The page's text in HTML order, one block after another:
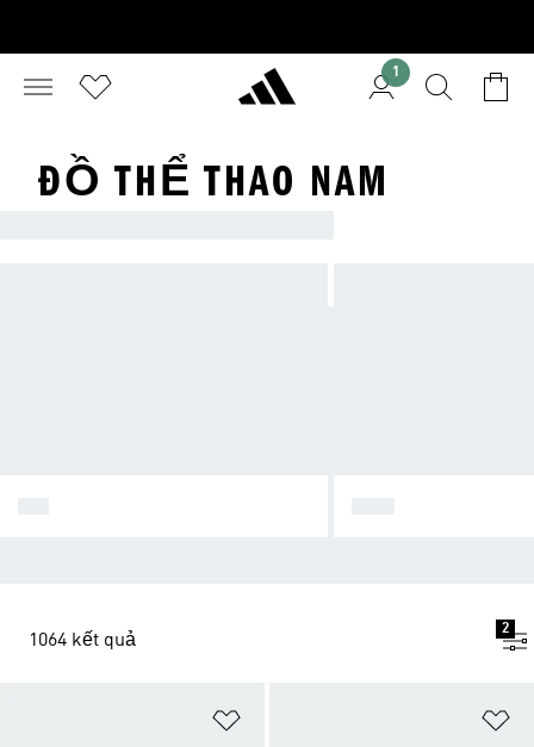
1
ĐỒ THỂ THAO NAM
1064 kết quả
2